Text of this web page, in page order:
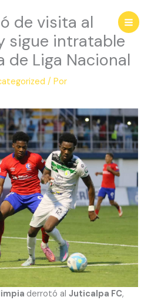
de visita al
sigue intratable
de Liga Nacional
/ Por
derrotó alJuticalpa FC,